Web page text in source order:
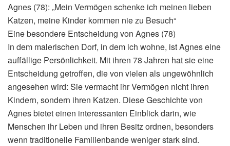
Agnes (78): „Mein Vermögen schenke ich meinen lieben
Katzen, meine Kinder kommen nie zu Besuch“
Eine besondere Entscheidung von Agnes (78)
In dem malerischen Dorf, in dem ich wohne, ist Agnes eine
auffällige Persönlichkeit. Mit ihren 78 Jahren hat sie eine
Entscheidung getroffen, die von vielen als ungewöhnlich
angesehen wird: Sie vermacht ihr Vermögen nicht ihren
Kindern, sondern ihren Katzen. Diese Geschichte von
Agnes bietet einen interessanten Einblick darin, wie
Menschen ihr Leben und ihren Besitz ordnen, besonders
wenn traditionelle Familienbande weniger stark sind.